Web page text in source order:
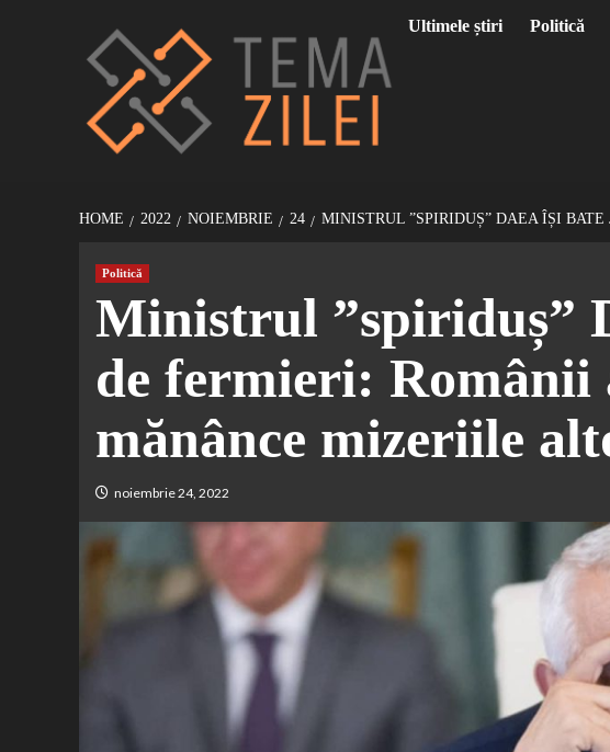
Ultimele știri Politică
HOME 2022 NOIEMBRIE 24 MINISTRUL ”SPIRIDUȘ” DAEA ÎȘI
Politică
Ministrul ”spiriduș”
de fermieri: Românii
mănânce mizeriile
noiembrie 24, 2022